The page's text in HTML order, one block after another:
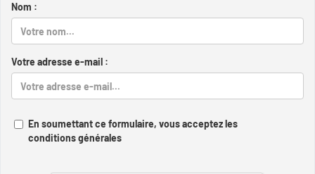
Nom :
Votre adresse e-mail :
En soumettant ce formulaire, vous acceptez les
conditions générales